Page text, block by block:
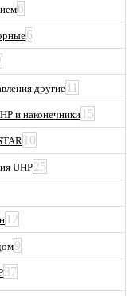
6
6
другие 11
и наконечники 15
10
UHP25
12
9
37